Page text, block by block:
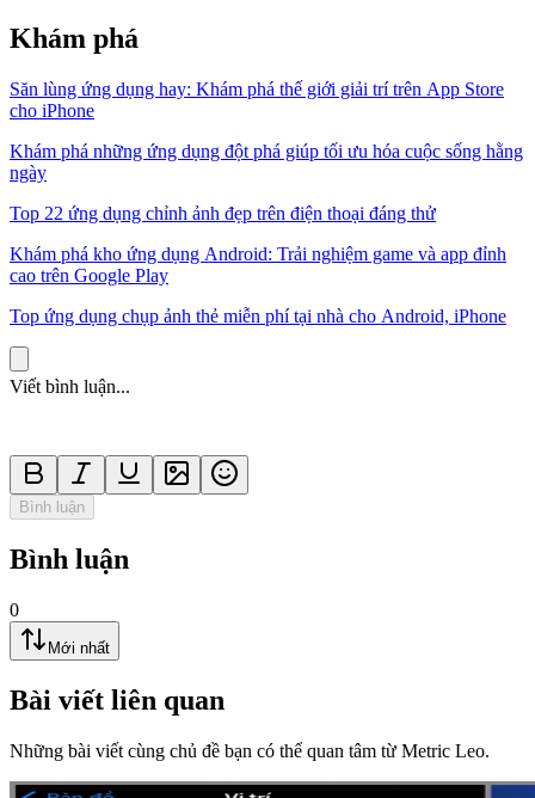
Khám phá
Săn lùng ứng dụng hay: Khám phá thế giới giải trí trên App Store
cho iPhone
Khám phá những ứng dụng đột phá giúp tối ưu hóa cuộc sống hằng
ngày
Top 22 ứng dụng chỉnh ảnh đẹp trên điện thoại đáng thử
Khám phá kho ứng dụng Android: Trải nghiệm game và app đỉnh
cao trên Google Play
Top ứng dụng chụp ảnh thẻ miễn phí tại nhà cho Android, iPhone
Viết bình luận...
Bình luận
Bình luận
0
Mới nhất
Bài viết liên quan
Những bài viết cùng chủ đề bạn có thể quan tâm từ Metric Leo.